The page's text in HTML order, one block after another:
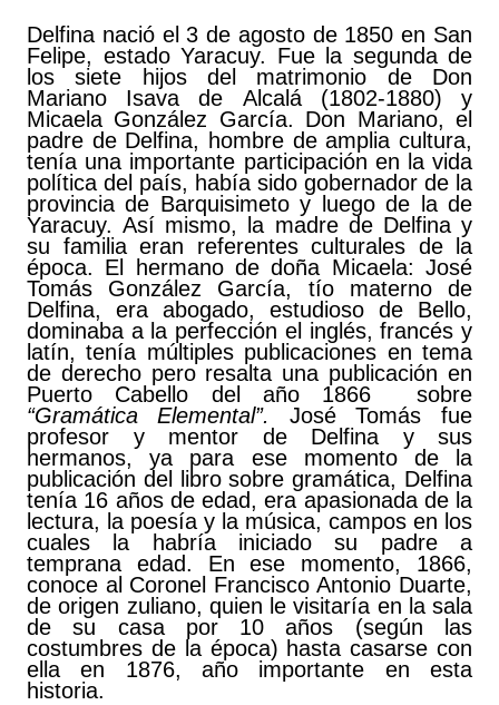
Delfina nació el 3 de agosto de 1850 en San
Felipe, estado Yaracuy. Fue la segunda de
los siete hijos del matrimonio de Don
Mariano Isava de Alcalá (1802-1880) y
Micaela González García. Don Mariano, el
padre de Delfina, hombre de amplia cultura,
tenía una importante participación en la vida
política del país, había sido gobernador de la
provincia de Barquisimeto y luego de la de
Yaracuy. Así mismo, la madre de Delfina y
su familia eran referentes culturales de la
época. El hermano de doña Micaela: José
Tomás González García, tío materno de
Delfina, era abogado, estudioso de Bello,
dominaba a la perfección el inglés, francés y
latín, tenía múltiples publicaciones en tema
de derecho pero resalta una publicación en
Puerto Cabello del año 1866 sobre
“Gramática Elemental”.
José Tomás fue
profesor y mentor de Delfina y sus
hermanos, ya para ese momento de la
publicación del libro sobre gramática, Delfina
tenía 16 años de edad, era apasionada de la
lectura, la poesía y la música, campos en los
cuales la habría iniciado su padre a
temprana edad. En ese momento, 1866,
conoce al Coronel Francisco Antonio Duarte,
de origen zuliano, quien le visitaría en la sala
de su casa por 10 años (según las
costumbres de la época) hasta casarse con
ella en 1876, año importante en esta
historia.